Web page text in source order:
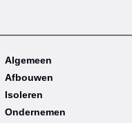
Algemeen
Afbouwen
Isoleren
Ondernemen